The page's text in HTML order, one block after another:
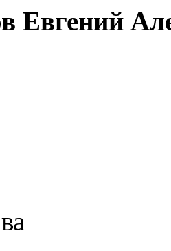
Евгений